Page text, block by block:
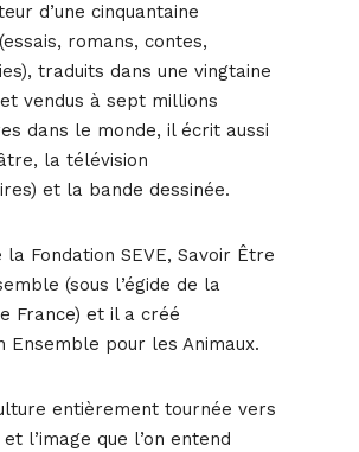
d’une cinquantaine
romans, contes,
traduits dans une vingtaine
vendus à sept millions
dans le monde, il écrit aussi
la télévision
et la bande dessinée.
Fondation SEVE, Savoir Être
(sous l’égide de la
France) et il a créé
Ensemble pour les Animaux.
entièrement tournée vers
l’image que l’on entend